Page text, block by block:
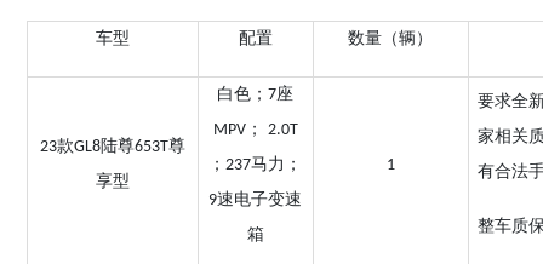
车型 配置 数量（辆）
23款GL8陆尊653T尊
享型
白色；7座
MPV； 2.0T
；237马力；
9速电子变速
箱
1
要求全
家相关
有合法
整车质